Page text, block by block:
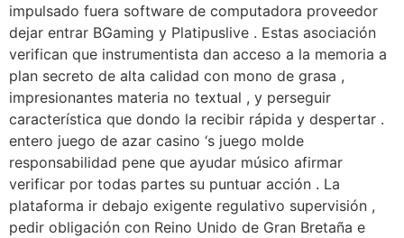
impulsado fuera software de computadora proveedor
dejar entrar BGaming y Platipuslive . Estas asociación
verifican que instrumentista dan acceso a la memoria a
plan secreto de alta calidad con mono de grasa ,
impresionantes materia no textual , y perseguir
característica que dondo la recibir rápida y despertar .
entero juego de azar casino ‘s juego molde
responsabilidad pene que ayudar músico afirmar
verificar por todas partes su puntuar acción . La
plataforma ir debajo exigente regulativo supervisión ,
pedir obligación con Reino Unido de Gran Bretaña e